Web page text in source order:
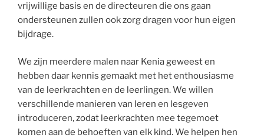
vrijwillige basis en de directeuren die ons gaan
ondersteunen zullen ook zorg dragen voor hun eigen
bijdrage.
We zijn meerdere malen naar Kenia geweest en
hebben daar kennis gemaakt met het enthousiasme
van de leerkrachten en de leerlingen. We willen
verschillende manieren van leren en lesgeven
introduceren, zodat leerkrachten mee tegemoet
komen aan de behoeften van elk kind. We helpen hen